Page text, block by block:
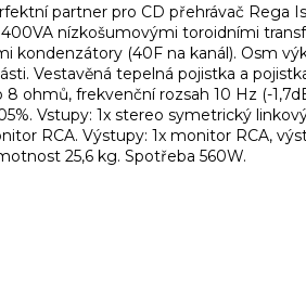
partner pro CD přehrávač Rega
nízkošumovými toroidními
kondenzátory (40F na kanál). Osm
Vestavěná tepelná pojistka a
8 ohmů, frekvenční rozsah 10 Hz (-
Vstupy: 1x stereo symetrický
RCA. Výstupy: 1x monitor RCA,
25,6 kg. Spotřeba 560W.